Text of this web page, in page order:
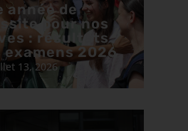
année de
pour nos
: résultats
examens 2026
13, 2026